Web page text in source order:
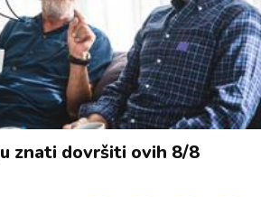
znati dovršiti ovih 8/8